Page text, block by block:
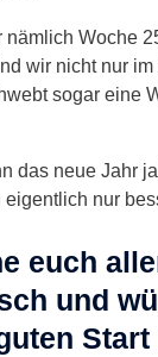
nämlich Woche
wir nicht nur
sogar eine
das neue Jahr
nur
euch
und